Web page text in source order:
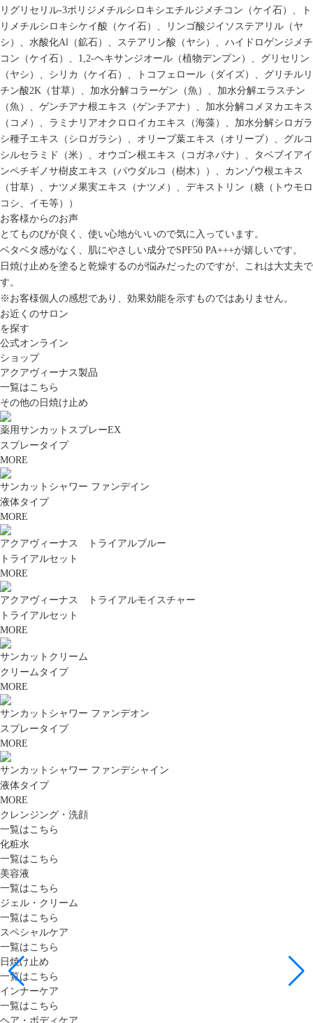
リグリセリル-3ポリジメチルシロキシエチルジメチコン（ケイ石）、ト
リメチルシロキシケイ酸（ケイ石）、リンゴ酸ジイソステアリル（ヤ
シ）、水酸化Al（鉱石）、ステアリン酸（ヤシ）、ハイドロゲンジメチ
コン（ケイ石）、1,2-ヘキサンジオール（植物デンプン）、グリセリン
（ヤシ）、シリカ（ケイ石）、トコフェロール（ダイズ）、グリチルリ
チン酸2K（甘草）、加水分解コラーゲン（魚）、加水分解エラスチン
（魚）、ゲンチアナ根エキス（ゲンチアナ）、加水分解コメヌカエキス
（コメ）、ラミナリアオクロロイカエキス（海藻）、加水分解シロガラ
シ種子エキス（シロガラシ）、オリーブ葉エキス（オリーブ）、グルコ
シルセラミド（米）、オウゴン根エキス（コガネバナ）、タベブイアイ
ンペチギノサ樹皮エキス（パウダルコ（樹木））、カンゾウ根エキス
（甘草）、ナツメ果実エキス（ナツメ）、デキストリン（糖（トウモロ
コシ、イモ等））
お客様からのお声
とてものびが良く、使い心地がいいので気に入っています。
ベタベタ感がなく、肌にやさしい成分でSPF50 PA+++が嬉しいです。
日焼け止めを塗ると乾燥するのが悩みだったのですが、これは大丈夫で
す。
※お客様個人の感想であり、効果効能を示すものではありません。
お近くのサロン
を探す
公式オンライン
ショップ
アクアヴィーナス製品
一覧はこちら
その他の日焼け止め
薬用サンカットスプレーEX
スプレータイプ
MORE
サンカットシャワー ファンデイン
液体タイプ
MORE
アクアヴィーナス トライアルブルー
トライアルセット
MORE
アクアヴィーナス トライアルモイスチャー
トライアルセット
MORE
サンカットクリーム
クリームタイプ
MORE
サンカットシャワー ファンデオン
スプレータイプ
MORE
サンカットシャワー ファンデシャイン
液体タイプ
MORE
クレンジング・洗顔
一覧はこちら
化粧水
一覧はこちら
美容液
一覧はこちら
ジェル・クリーム
一覧はこちら
スペシャルケア
一覧はこちら
日焼け止め
一覧はこちら
インナーケア
一覧はこちら
ヘア・ボディケア